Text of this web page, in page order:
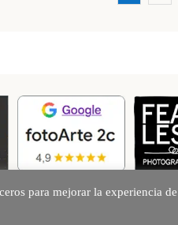
para mejorar la experiencia